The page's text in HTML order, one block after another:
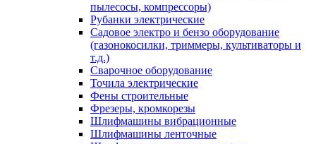
пылесосы, компрессоры)
Рубанки электрические
Садовое электро и бензо оборудование
(газонокосилки, триммеры, культиваторы и
т.д.)
Сварочное оборудование
Точила электрические
Фены строительные
Фрезеры, кромкорезы
Шлифмашины вибрационные
Шлифмашины ленточные